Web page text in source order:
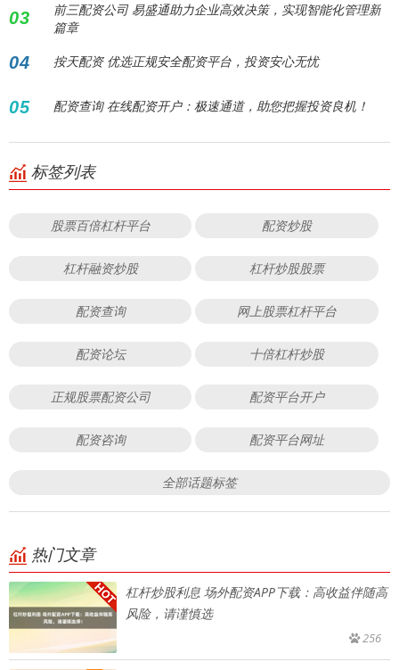
03
前三配资公司 易盛通助力企业高效决策，实现智能化管理新
篇章
04 按天配资 优选正规安全配资平台，投资安心无忧
05 配资查询 在线配资开户：极速通道，助您把握投资良机！
标签列表
股票百倍杠杆平台 配资炒股
杠杆融资炒股 杠杆炒股股票
配资查询 网上股票杠杆平台
配资论坛 十倍杠杆炒股
正规股票配资公司 配资平台开户
配资咨询 配资平台网址
全部话题标签
热门文章
杠杆炒股利息 场外配资APP下载：高收益伴随高
风险，请谨慎选
256